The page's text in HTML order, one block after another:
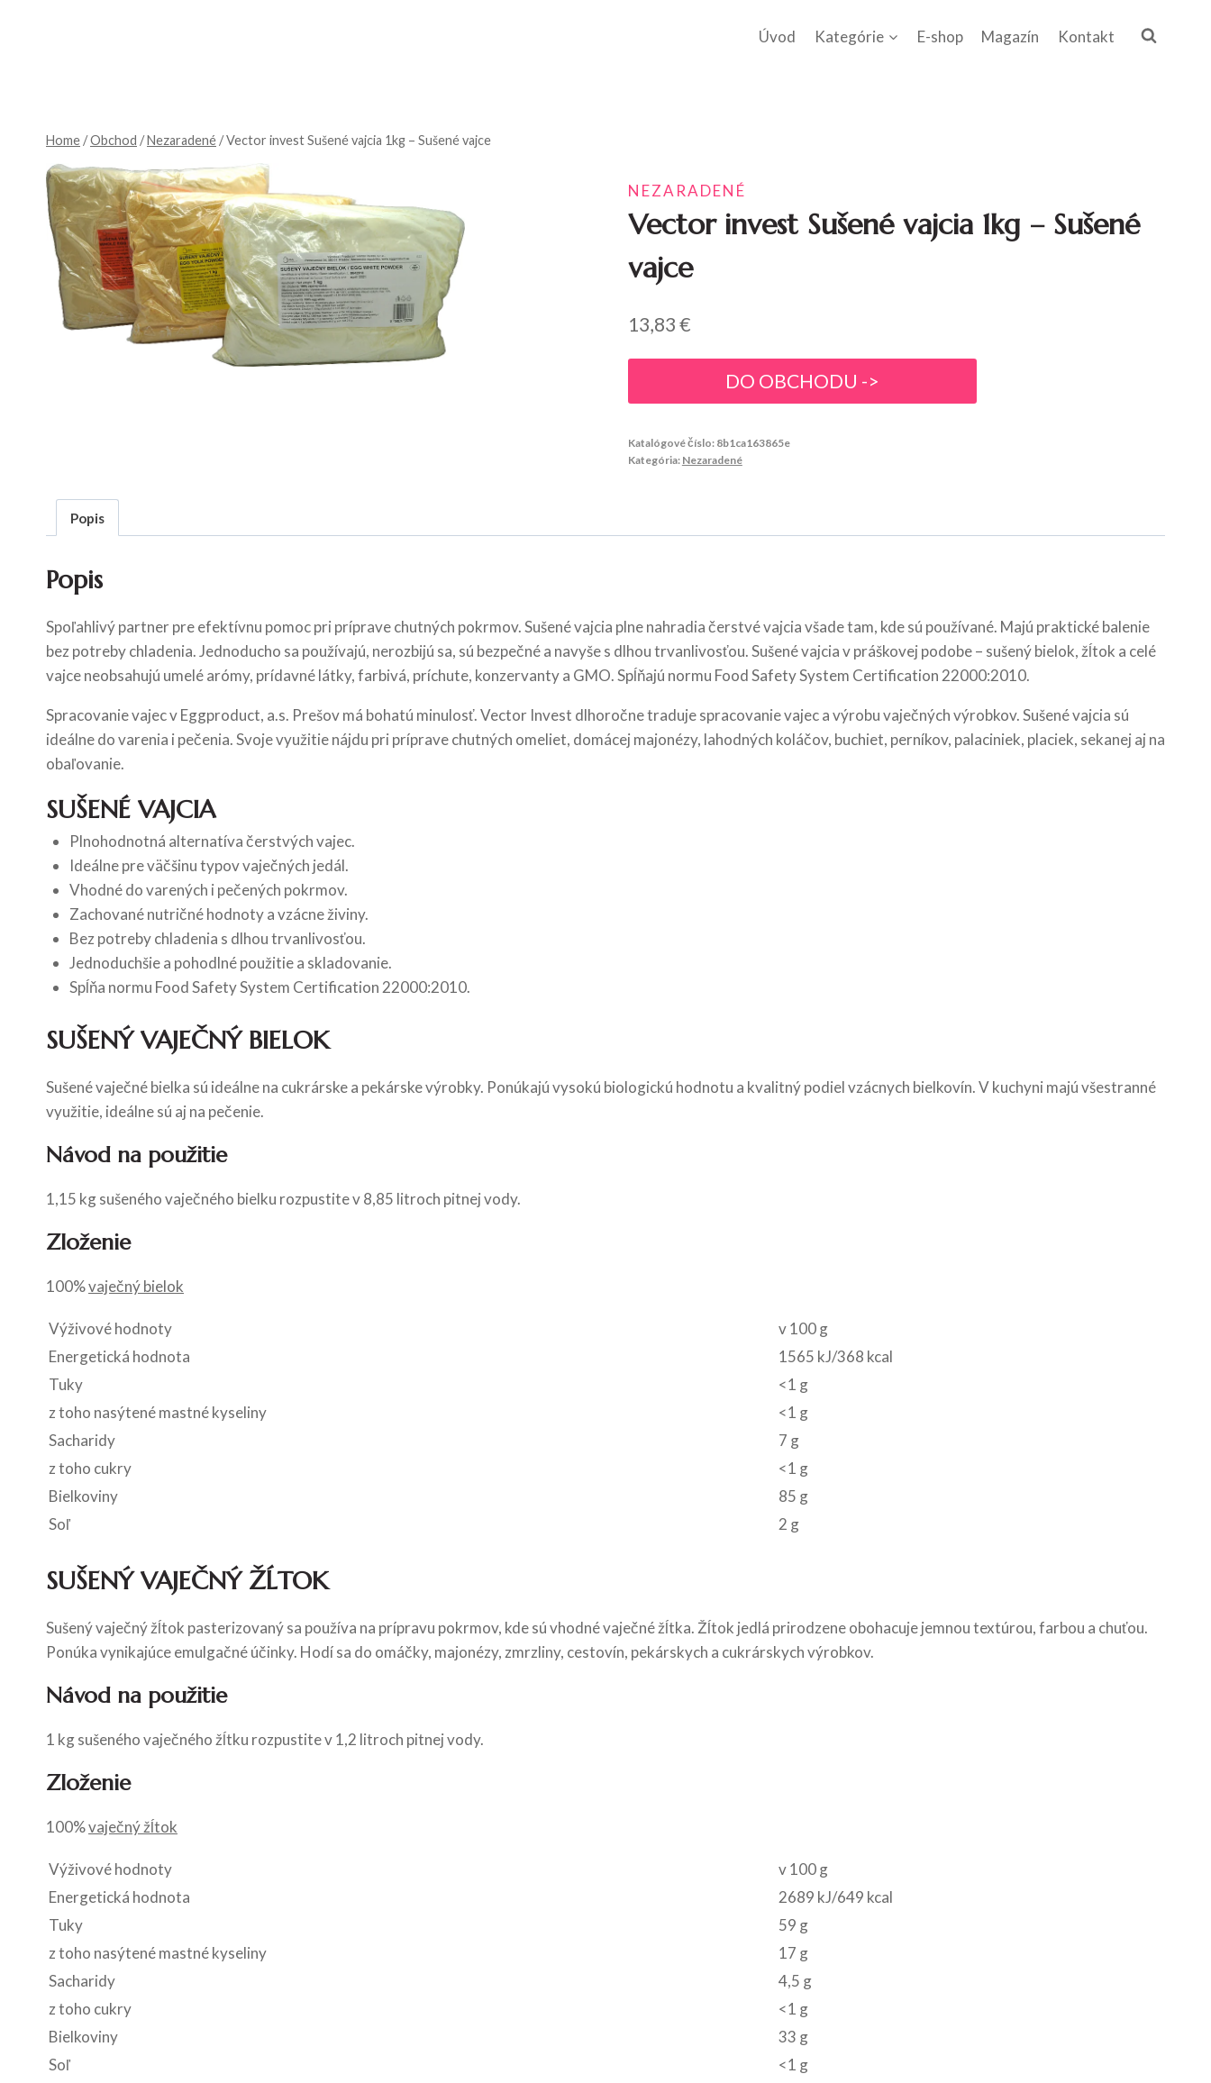
Úvod Kategórie E-shop Magazín Kontakt
Home /Obchod /Nezaradené /Vector invest Sušené vajcia 1kg – Sušené vajce
NEZARADENÉ
Vector invest Sušené vajcia 1kg – Sušené
vajce
13,83€
DO OBCHODU ->
Katalógové číslo: 8b1ca163865e
Kategória: Nezaradené
Popis
Popis
Spoľahlivý partner pre efektívnu pomoc pri príprave chutných pokrmov. Sušené vajcia plne nahradia čerstvé vajcia všade tam, kde sú používané. Majú praktické balenie
bez potreby chladenia. Jednoducho sa používajú, nerozbijú sa, sú bezpečné a navyše s dlhou trvanlivosťou. Sušené vajcia v práškovej podobe – sušený bielok, žĺtok a celé
vajce neobsahujú umelé arómy, prídavné látky, farbivá, príchute, konzervanty a GMO. Spĺňajú normu Food Safety System Certification 22000:2010.
Spracovanie vajec v Eggproduct, a.s. Prešov má bohatú minulosť. Vector Invest dlhoročne traduje spracovanie vajec a výrobu vaječných výrobkov. Sušené vajcia sú
ideálne do varenia i pečenia. Svoje využitie nájdu pri príprave chutných omeliet, domácej majonézy, lahodných koláčov, buchiet, perníkov, palaciniek, placiek, sekanej aj na
obaľovanie.
SUŠENÉ VAJCIA
Plnohodnotná alternatíva čerstvých vajec.
Ideálne pre väčšinu typov vaječných jedál.
Vhodné do varených i pečených pokrmov.
Zachované nutričné hodnoty a vzácne živiny.
Bez potreby chladenia s dlhou trvanlivosťou.
Jednoduchšie a pohodlné použitie a skladovanie.
Spĺňa normu Food Safety System Certification 22000:2010.
SUŠENÝ VAJEČNÝ BIELOK
Sušené vaječné bielka sú ideálne na cukrárske a pekárske výrobky. Ponúkajú vysokú biologickú hodnotu a kvalitný podiel vzácnych bielkovín. V kuchyni majú všestranné
využitie, ideálne sú aj na pečenie.
Návod na použitie
1,15 kg sušeného vaječného bielku rozpustite v 8,85 litroch pitnej vody.
Zloženie
100%vaječný bielok
Výživové hodnoty
v 100 g
Energetická hodnota
1565 kJ/368 kcal
Tuky
<1 g
z toho nasýtené mastné kyseliny
<1 g
Sacharidy
7 g
z toho cukry
<1 g
Bielkoviny
85 g
Soľ
2 g
SUŠENÝ VAJEČNÝ ŽĹTOK
Sušený vaječný žĺtok pasterizovaný sa používa na prípravu pokrmov, kde sú vhodné vaječné žĺtka. Žĺtok jedlá prirodzene obohacuje jemnou textúrou, farbou a chuťou.
Ponúka vynikajúce emulgačné účinky. Hodí sa do omáčky, majonézy, zmrzliny, cestovín, pekárskych a cukrárskych výrobkov.
Návod na použitie
1 kg sušeného vaječného žĺtku rozpustite v 1,2 litroch pitnej vody.
Zloženie
100%vaječný žĺtok
Výživové hodnoty
v 100 g
Energetická hodnota
2689 kJ/649 kcal
Tuky
59 g
z toho nasýtené mastné kyseliny
17 g
Sacharidy
4,5 g
z toho cukry
<1 g
Bielkoviny
33 g
Soľ
<1 g